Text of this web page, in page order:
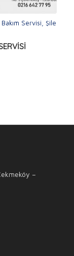
Servisi
Şile
–